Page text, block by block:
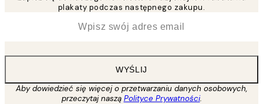
plakaty podczas następnego zakupu.
WYŚLIJ
Aby dowiedzieć się więcej o przetwarzaniu danych osobowych,
przeczytaj naszą Polityce Prywatności.